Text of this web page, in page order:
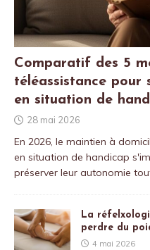
Comparatif des 5
téléassistance pour
en situation de
28 mai 2026
En 2026, le maintien à
en situation de handicap
préserver leur autonomie
La
perdre du
4 mai 2026